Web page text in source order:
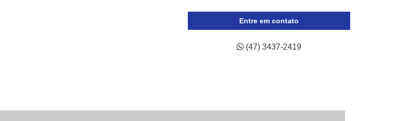
Moldes para Peças Automotivas
Produção de Moldes para Indústria de Automóveis
Entre em contato
(47) 3437-2419